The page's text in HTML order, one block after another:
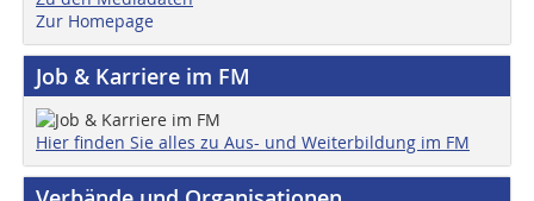
Zur Homepage
Job & Karriere im FM
Hier finden Sie alles zu Aus- und Weiterbildung im FM